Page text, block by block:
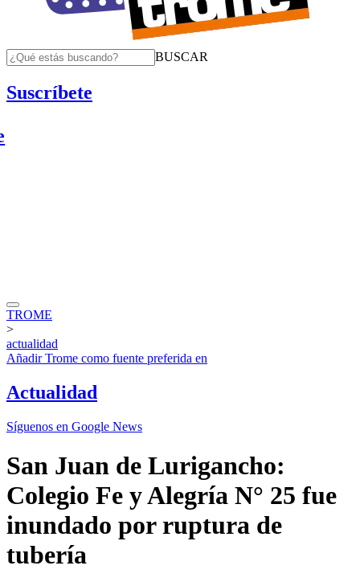
BUSCAR
Suscríbete
TROME
>
actualidad
AñadirTrome como fuente preferida en
Actualidad
Síguenos en Google News
San Juan de Lurigancho:
Colegio Fe y Alegría N° 25 fue
inundado por ruptura de
tubería